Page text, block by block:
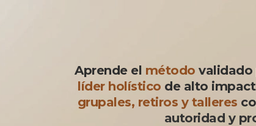
Aprende el método validado
líder holístico de alto
grupales, retiros y talleres
autoridad y